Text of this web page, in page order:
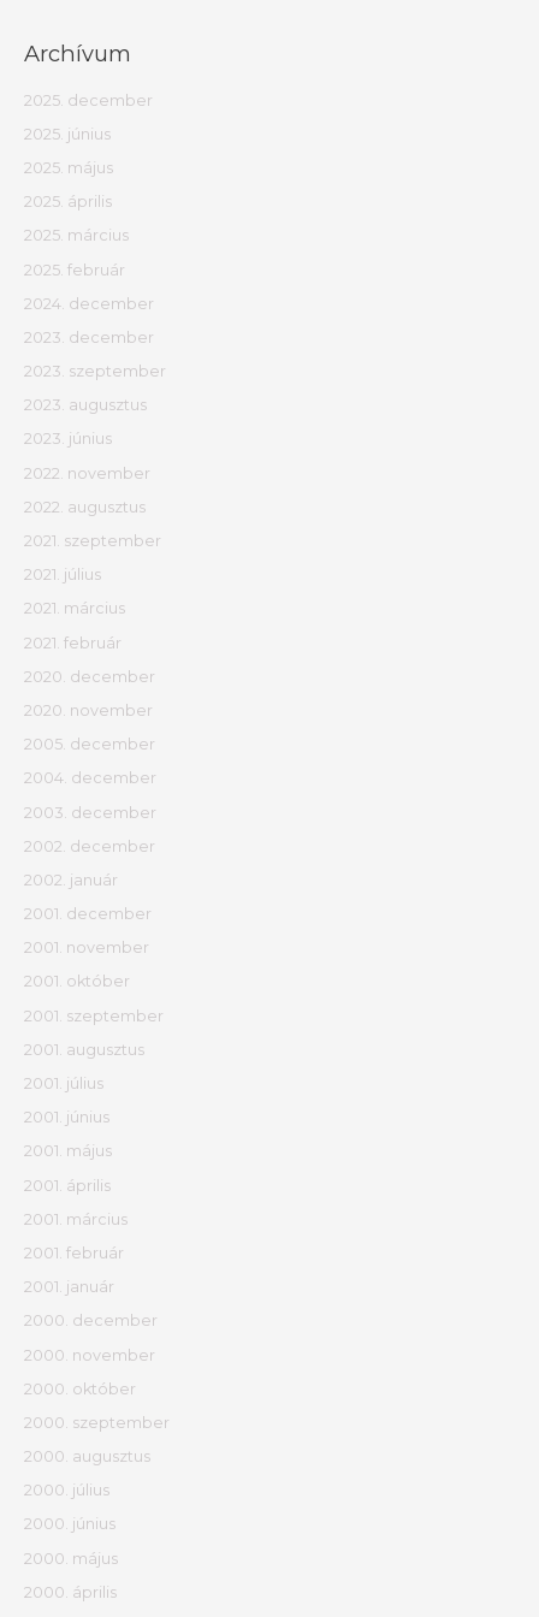
Archívum
2025. december
2025. június
2025. május
2025. április
2025. március
2025. február
2024. december
2023. december
2023. szeptember
2023. augusztus
2023. június
2022. november
2022. augusztus
2021. szeptember
2021. július
2021. március
2021. február
2020. december
2020. november
2005. december
2004. december
2003. december
2002. december
2002. január
2001. december
2001. november
2001. október
2001. szeptember
2001. augusztus
2001. július
2001. június
2001. május
2001. április
2001. március
2001. február
2001. január
2000. december
2000. november
2000. október
2000. szeptember
2000. augusztus
2000. július
2000. június
2000. május
2000. április